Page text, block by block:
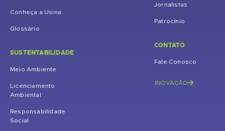
Conheça a Usina
Glossário
SUSTENTABILIDADE
Meio Ambiente
Licenciamento
Ambiental
Responsabilidade
Social
Jornalistas
Patrocínio
CONTATO
Fale Conosco
INOVAÇÃO